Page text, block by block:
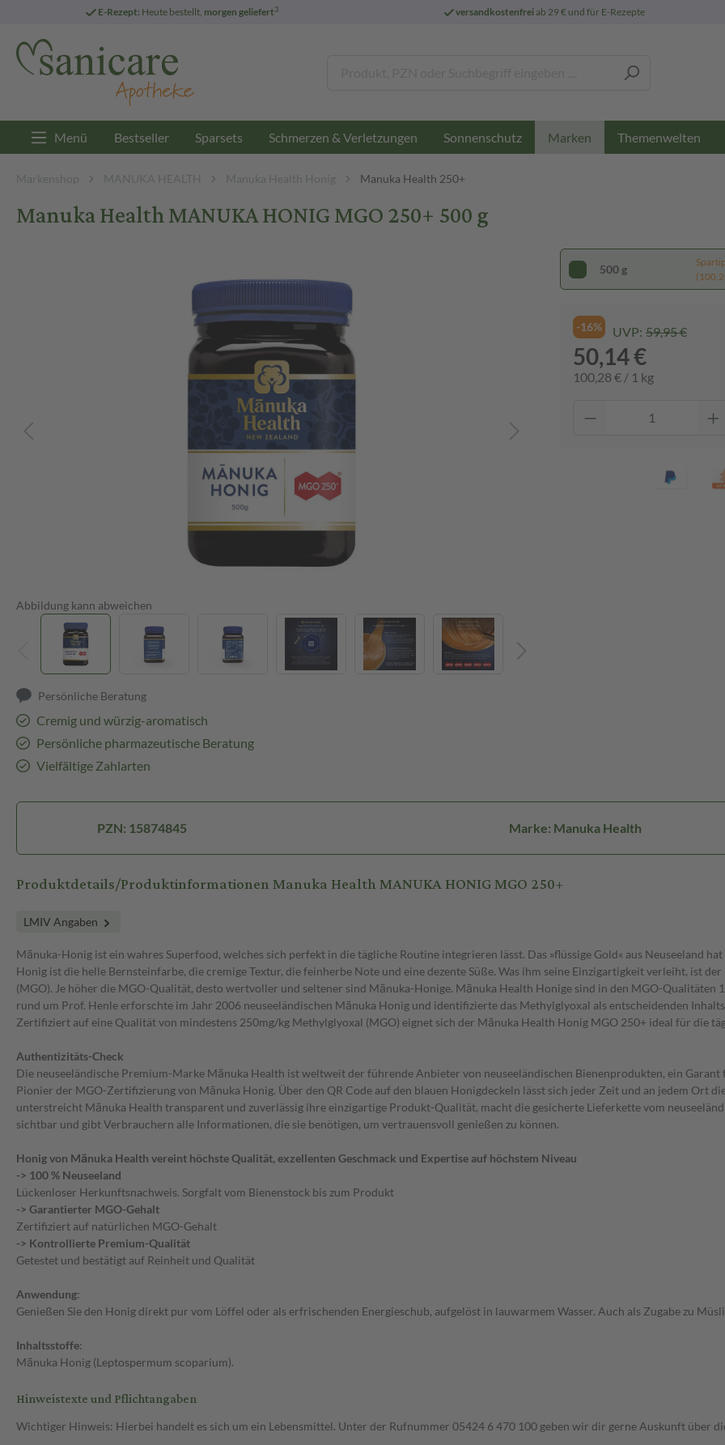
E-Rezept: Heute bestellt, morgen geliefert3 versandkostenfreiab 29 € und für E-Rezepte
Menü Bestseller Sparsets Schmerzen & Verletzungen Sonnenschutz Marken Themenwelten
Markenshop MANUKA HEALTH Manuka Health Honig Manuka Health 250+
Manuka Health MANUKA HONIG MGO 250+ 500 g
Abbildung kann abweichen
Persönliche Beratung
Cremig und würzig-aromatisch
Persönliche pharmazeutische Beratung
Vielfältige Zahlarten
500 g
-16% UVP: 59,95 €
50,14 €
100,28 € / 1 kg
PZN: 15874845 Marke: Manuka Health
Produktdetails/Produktinformationen Manuka Health MANUKA HONIG MGO 250+
LMIV Angaben
Mānuka-Honig ist ein wahres Superfood, welches sich perfekt in die tägliche Routine integrieren lässt. Das »flüssige Gold« aus Neuseeland
Honig ist die helle Bernsteinfarbe, die cremige Textur, die feinherbe Note und eine dezente Süße. Was ihm seine Einzigartigkeit verleiht, ist
(MGO). Je höher die MGO-Qualität, desto wertvoller und seltener sind Mānuka-Honige. Mānuka Health Honige sind in den MGO-Qualitäten
rund um Prof. Henle erforschte im Jahr 2006 neuseeländischen Mānuka Honig und identifizierte das Methylglyoxal als entscheidenden
Zertifiziert auf eine Qualität von mindestens 250mg/kg Methylglyoxal (MGO) eignet sich der Mānuka Health Honig MGO 250+ ideal für die
Authentizitäts-Check
Die neuseeländische Premium-Marke Mānuka Health ist weltweit der führende Anbieter von neuseeländischen Bienenprodukten, ein
Pionier der MGO-Zertifizierung von Mānuka Honig. Über den QR Code auf den blauen Honigdeckeln lässt sich jeder Zeit und an jedem Ort
unterstreicht Mānuka Health transparent und zuverlässig ihre einzigartige Produkt-Qualität, macht die gesicherte Lieferkette vom
sichtbar und gibt Verbrauchern alle Informationen, die sie benötigen, um vertrauensvoll genießen zu können.
Honig von Mānuka Health vereint höchste Qualität, exzellenten Geschmack und Expertise auf höchstem Niveau
-> 100 % Neuseeland
Lückenloser Herkunftsnachweis. Sorgfalt vom Bienenstock bis zum Produkt
-> Garantierter MGO-Gehalt
Zertifiziert auf natürlichen MGO-Gehalt
-> Kontrollierte Premium-Qualität
Getestet und bestätigt auf Reinheit und Qualität
Anwendung:
Genießen Sie den Honig direkt pur vom Löffel oder als erfrischenden Energieschub, aufgelöst in lauwarmem Wasser. Auch als Zugabe zu
Inhaltsstoffe:
Mānuka Honig (Leptospermum scoparium).
Hinweistexte und Pflichtangaben
Wichtiger Hinweis: Hierbei handelt es sich um ein Lebensmittel. Unter der Rufnummer 05424 6 470 100 geben wir dir gerne Auskunft über